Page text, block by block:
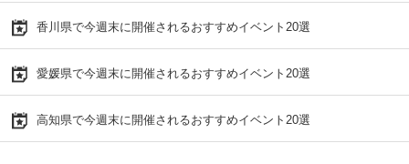
香川県で今週末に開催されるおすすめイベント20選
愛媛県で今週末に開催されるおすすめイベント20選
高知県で今週末に開催されるおすすめイベント20選